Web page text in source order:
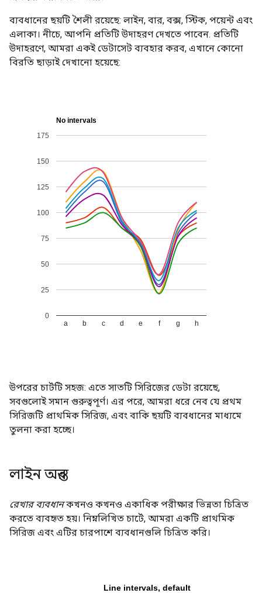
ব্যবধানের ছয়টি শৈলী রয়েছে: লাইন, বার, বক্স, স্টিক, পয়েন্ট এবং
এলাকা। নীচে, আপনি প্রতিটি উদাহরণ দেখতে পাবেন. প্রতিটি
উদাহরণে, আমরা একই ডেটাসেট ব্যবহার করব, এখানে কোনো
বিরতি ছাড়াই দেখানো হয়েছে:
উপরের চার্টটি সহজ: এতে সাতটি সিরিজের ডেটা রয়েছে,
সবগুলোই সমান গুরুত্বপূর্ণ। এর পরে, আমরা ধরে নেব যে প্রথম
সিরিজটি প্রাথমিক সিরিজ, এবং বাকি ছয়টি ব্যবধানের মাধ্যমে
তুলনা করা হচ্ছে।
লাইন অন্তর
রেখার ব্যবধানকখনও কখনও একাধিক পরীক্ষার ভিন্নতা চিত্রিত
করতে ব্যবহৃত হয়। নিম্নলিখিত চার্টে, আমরা একটি প্রাথমিক
সিরিজ এবং এটির চারপাশে ব্যবধানগুলি চিত্রিত করি।